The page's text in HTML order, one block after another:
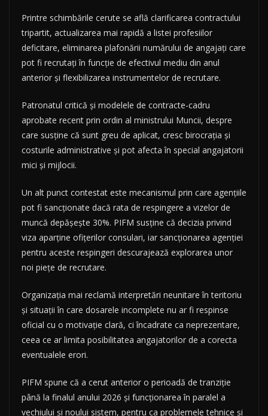
Printre schimbările cerute se află clarificarea contractului
tripartit, actualizarea mai rapidă a listei profesiilor
deficitare, eliminarea plafonării numărului de angajați care
pot fi recrutați în funcție de efectivul mediu din anul
anterior și flexibilizarea instrumentelor de recrutare.
Patronatul critică și modelele de contracte-cadru
aprobate recent prin ordin al ministrului Muncii, despre
care susține că sunt greu de aplicat, cresc birocrația și
costurile administrative și pot afecta în special angajatorii
mici și mijlocii.
Un alt punct contestat este mecanismul prin care agențiile
pot fi sancționate dacă rata de respingere a vizelor de
muncă depășește 30%. PIFM susține că decizia privind
viza aparține ofițerilor consulari, iar sancționarea agenției
pentru aceste respingeri descurajează explorarea unor
noi piețe de recrutare.
Organizația mai reclamă interpretări neunitare în teritoriu
și situații în care dosarele incomplete nu ar fi respinse
oficial cu o motivație clară, ci încadrate ca neprezentare,
ceea ce ar limita posibilitatea angajatorilor de a corecta
eventualele erori.
PIFM spune că a cerut anterior o perioadă de tranziție
până la finalul anului 2026 și funcționarea în paralel a
vechiului și noului sistem, pentru ca problemele tehnice și